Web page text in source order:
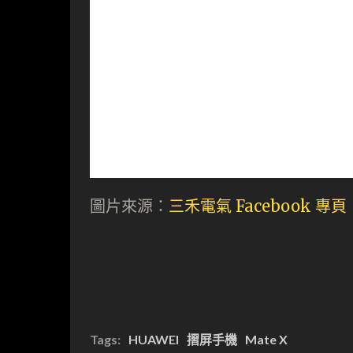
圖片來源： 三禾電氣 Facebook 專頁
Tags: HUAWEI 摺屏手機 Mate X